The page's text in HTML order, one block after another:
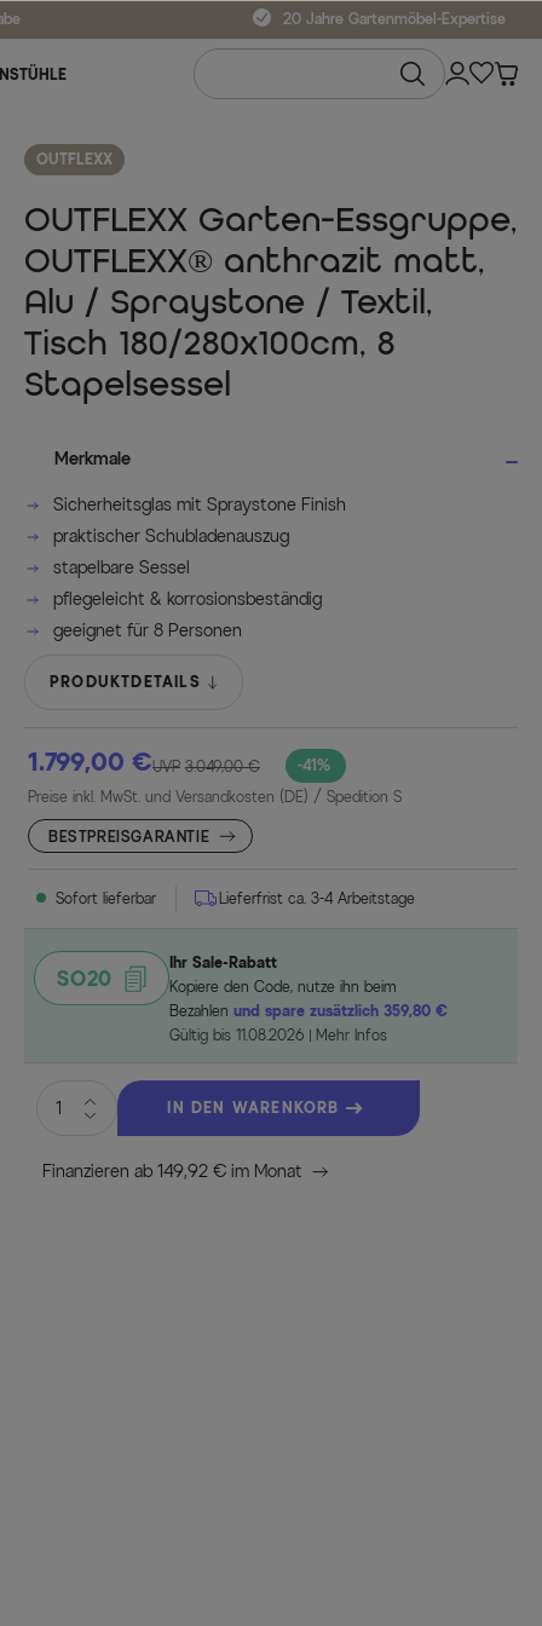
20 Jahre Gartenmöbel-Expertise
OUTFLEXX
OUTFLEXX Garten-Essgruppe,
OUTFLEXX® anthrazit matt,
Alu / Spraystone / Textil,
Tisch 180/280x100cm, 8
Stapelsessel
Merkmale
Sicherheitsglas mit Spraystone Finish
praktischer Schubladenauszug
stapelbare Sessel
pflegeleicht & korrosionsbeständig
geeignet für 8 Personen
PRODUKTDETAILS
1.799,00 € -41%
UVP 3.049,00 €
Preise inkl. MwSt. und Versandkosten (DE) / Spedition S
BESTPREISGARANTIE
Sofort lieferbar Lieferfrist ca. 3-4 Arbeitstage
SO20
Ihr Sale-Rabatt
Kopiere den Code, nutze ihn beim
Bezahlenund spare zusätzlich 359,80 €
Gültig bis 11.08.2026
Mehr Infos
IN DEN WARENKORB
Finanzieren ab 149,92 € im Monat